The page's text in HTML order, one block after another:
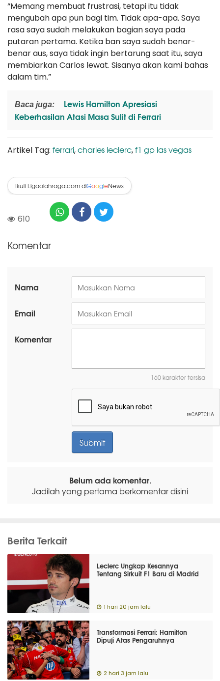
“Memang membuat frustrasi, tetapi itu tidak
mengubah apa pun bagi tim. Tidak apa-apa. Saya
rasa saya sudah melakukan bagian saya pada
putaran pertama. Ketika ban saya sudah benar-
benar aus, saya tidak ingin bertarung saat itu, saya
membiarkan Carlos lewat. Sisanya akan kami bahas
dalam tim.”
Baca juga:
Lewis Hamilton Apresiasi
Keberhasilan Atasi Masa Sulit di Ferrari
Artikel Tag: ferrari,charles leclerc,f1 gp las vegas
Ikuti Ligaolahraga.com diGoogleNews
610
Komentar
Nama
Email
Komentar
160 karakter tersisa
Belum ada komentar.
Jadilah yang pertama berkomentar disini
Berita Terkait
Leclerc Ungkap Kesannya
Tentang Sirkuit F1 Baru di Madrid
1 hari 20 jam lalu
Transformasi Ferrari: Hamilton
Dipuji Atas Pengaruhnya
2 hari 3 jam lalu